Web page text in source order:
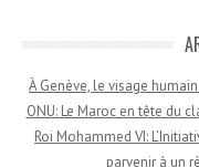
À Genève, le visage
ONU: Le Maroc en tête du
Roi Mohammed VI:
parvenir à un